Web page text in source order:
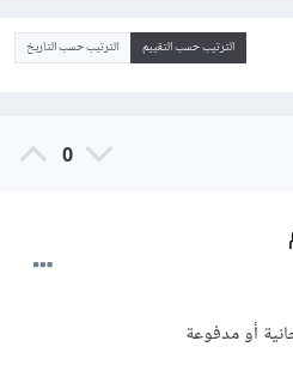
الترتيب حسب التقييم الترتيب حسب التاريخ
0
أو مدفوعة